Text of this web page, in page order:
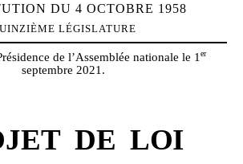
DU 4 OCTOBRE 1958
LÉGISLATURE
de l’Assemblée nationale le 1 er
septembre 2021.
DE LOI